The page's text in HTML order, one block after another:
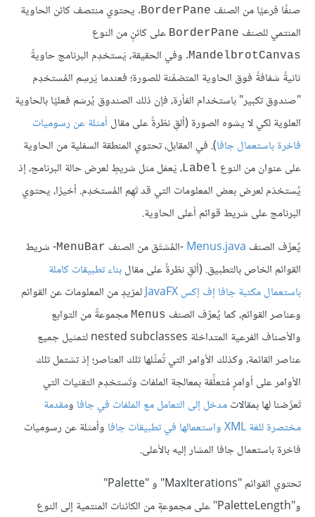
صنفًا فرعيًا من الصنف BorderPane. يحتوي منتصف كائن الحاوية
المنتمي للصنف BorderPane على كائنٍ من النوع
MandelbrotCanvas. وفي الحقيقة، يَستخدِم البرنامج حاويةً
ثانيةً شفافةً فوق الحاوية المتضمِّنة للصورة؛ فعندما يَرسِم المُستخدِم
"صندوق تكبير" باستخدام الفأرة، فإن ذلك الصندوق يُرسَم فعليًا بالحاوية
العلوية لكي لا يشوه الصورة (ألقِ نظرةً على مقال أمثلة عن رسوميات
فاخرة باستعمال جافا). في المقابل، تحتوي المنطقة السفلية من الحاوية
على عنوان من النوع Label، يَعمَل مثل شريطٍ لعرض حالة البرنامج، إذ
يُستخدَم لعرض بعض المعلومات التي قد تَهِم المُستخدِم. أخيرًا، يحتوي
البرنامج على شريط قوائم أعلى الحاوية.
يُعرِّف الصنف Menus.java-المُشتَق من الصنف MenuBar- شريط
القوائم الخاص بالتطبيق. (ألقِ نظرةً على مقالبناء تطبيقات كاملة
باستعمال مكتبة جافا إف إكس JavaFX
لمزيدٍ من المعلومات عن القوائم
وعناصر القوائم، كما يُعرِّف الصنف Menus مجموعةً من التوابع
والأصناف الفرعية المتداخلة nested subclasses لتمثيل جميع
عناصر القائمة، وكذلك الأوامر التي تُمثِّلها تلك العناصر؛ إذ تشتمل تلك
الأوامر على أوامرٍ مُتعلِّقة بمعالجة الملفات وتَستخدِم التقنيات التي
تَعرَّضنا لها بمقالاتمدخل إلى التعامل مع الملفات في جافا ومقدمة
مختصرة للغة XML واستعمالها في تطبيقات جافا
وأمثلة عن رسوميات
فاخرة باستعمال جافا المشار إليه بالأعلى.
تحتوي القوائم "MaxIterations" و "Palette"
و"PaletteLength" على مجموعةٍ من الكائنات المنتمية إلى النوع